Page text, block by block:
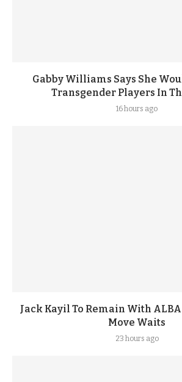
Gabby Williams Says She
Transgender Players In
16 hours ago
Jack Kayil To Remain With
Move Waits
23 hours ago